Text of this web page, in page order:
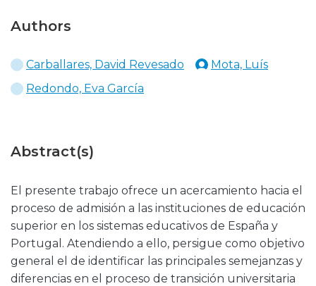
Authors
Carballares, David Revesado
Mota, Luís
Redondo, Eva García
Abstract(s)
El presente trabajo ofrece un acercamiento hacia el
proceso de admisión a las instituciones de educación
superior en los sistemas educativos de España y
Portugal. Atendiendo a ello, persigue como objetivo
general el de identificar las principales semejanzas y
diferencias en el proceso de transición universitaria